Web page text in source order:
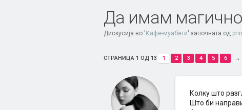
Да имам магично
Дискусија во ' Кафе-муабети' започната од
СТРАНИЦА 1 ОД 13 1 2 3 4 5 6 →
Колку што
Што би